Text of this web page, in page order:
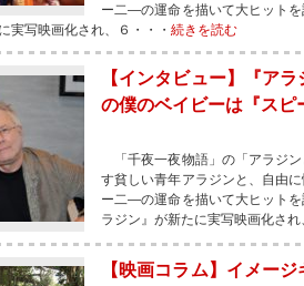
ー二―の運命を描いて大ヒット
実写映画化され、６・・・ 続きを読む
【インタビュー】『ア
の僕のベイビーは『スピ
「千夜一夜物語」の「アラジ
す貧しい青年アラジンと、自由
ー二―の運命を描いて大ヒット
ラジン』が新たに実写映画化され
【映画コラム】イメー